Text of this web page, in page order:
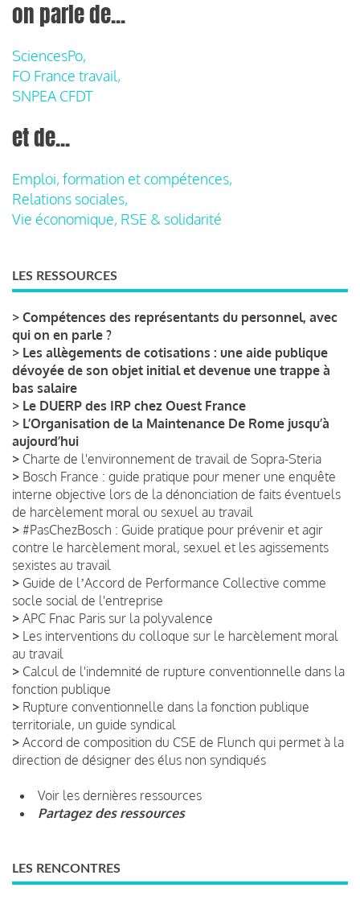
on parle de...
SciencesPo,
FO France travail,
SNPEA CFDT
et de...
Emploi, formation et compétences,
Relations sociales,
Vie économique, RSE & solidarité
LES RESSOURCES
> Compétences des représentants du personnel, avec
qui on en parle ?
> Les allègements de cotisations : une aide publique
dévoyée de son objet initial et devenue une trappe à
bas salaire
> Le DUERP des IRP chez Ouest France
> L’Organisation de la Maintenance De Rome jusqu’à
aujourd’hui
> Charte de l'environnement de travail de Sopra-Steria
> Bosch France : guide pratique pour mener une enquête
interne objective lors de la dénonciation de faits éventuels
de harcèlement moral ou sexuel au travail
> #PasChezBosch : Guide pratique pour prévenir et agir
contre le harcèlement moral, sexuel et les agissements
sexistes au travail
> Guide de lʼAccord de Performance Collective comme
socle social de l'entreprise
> APC Fnac Paris sur la polyvalence
> Les interventions du colloque sur le harcèlement moral
au travail
> Calcul de l'indemnité de rupture conventionnelle dans la
fonction publique
> Rupture conventionnelle dans la fonction publique
territoriale, un guide syndical
> Accord de composition du CSE de Flunch qui permet à la
direction de désigner des élus non syndiqués
Voir les dernières ressources
Partagez des ressources
LES RENCONTRES